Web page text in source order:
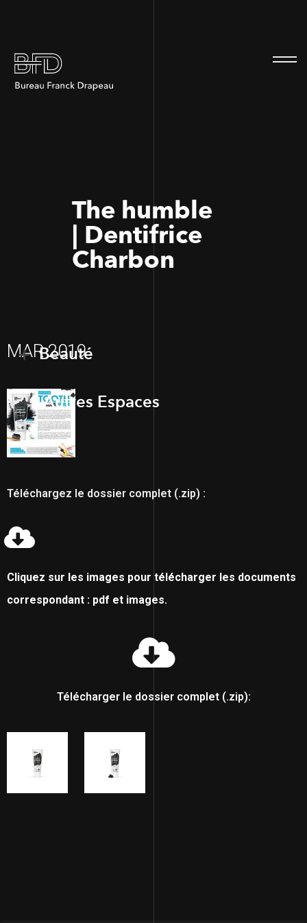
The humble
| Dentifrice
Charbon
MAR 2019
Beauté
Autres Espaces
Téléchargez le dossier complet (.zip) :
Cliquez sur les images pour télécharger les documents
correspondant : pdf et images.
Télécharger le dossier complet (.zip):